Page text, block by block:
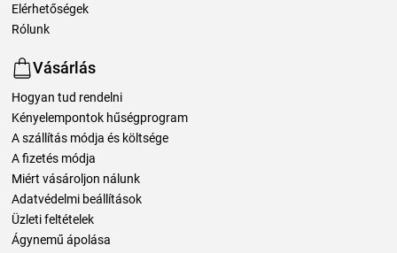
Elérhetőségek
Rólunk
Vásárlás
Hogyan tud rendelni
Kényelempontok hűségprogram
A szállítás módja és költsége
A fizetés módja
Miért vásároljon nálunk
Adatvédelmi beállítások
Üzleti feltételek
Ágynemű ápolása